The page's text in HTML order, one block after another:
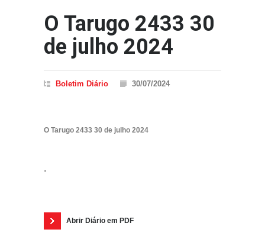
O Tarugo 2433 30
de julho 2024
Boletim Diário 30/07/2024
O Tarugo 2433 30 de julho 2024
.
Abrir Diário em PDF